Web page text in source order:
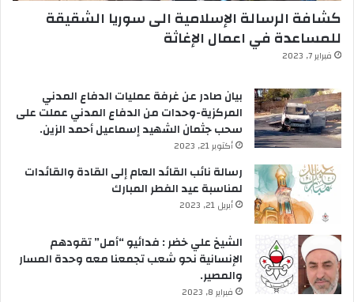
كشافة الرسالة الإسلامية الى سوريا الشقيقة
للمساعدة في اعمال الإغاثة
فبراير 7, 2023
بيان صادر عن غرفة عمليات الدفاع المدني
المركزية-وحدات من الدفاع المدني عملت على
سحب جثمان الشهيد إسماعيل أحمد الزين.
أكتوبر 21, 2023
رسالة نائب القائد العام إلى القادة والقائدات
لمناسبة عيد الفطر المبارك
أبريل 21, 2023
الشيخ علي خضر : فدائيو “أمل” تقودهم
الإنسانية نحو شعب تجمعنا معه وحدة المسار
والمصير.
فبراير 8, 2023